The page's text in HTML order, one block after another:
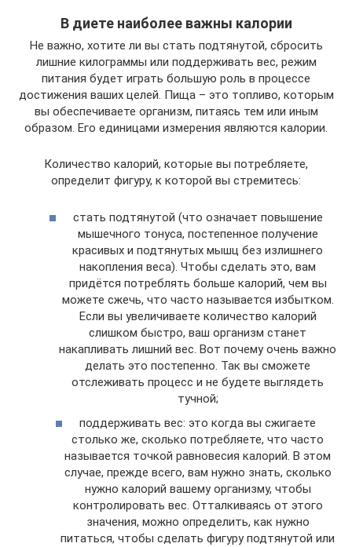
В диете наиболее важны калории
Не важно, хотите ли вы стать подтянутой, сбросить
лишние килограммы или поддерживать вес, режим
питания будет играть большую роль в процессе
достижения ваших целей. Пища – это топливо, которым
вы обеспечиваете организм, питаясь тем или иным
образом. Его единицами измерения являются калории.
Количество калорий, которые вы потребляете,
определит фигуру, к которой вы стремитесь:
стать подтянутой (что означает повышение
мышечного тонуса, постепенное получение
красивых и подтянутых мышц без излишнего
накопления веса). Чтобы сделать это, вам
придётся потреблять больше калорий, чем вы
можете сжечь, что часто называется избытком.
Если вы увеличиваете количество калорий
слишком быстро, ваш организм станет
накапливать лишний вес. Вот почему очень важно
делать это постепенно. Так вы сможете
отслеживать процесс и не будете выглядеть
тучной;
поддерживать вес: это когда вы сжигаете
столько же, сколько потребляете, что часто
называется точкой равновесия калорий. В этом
случае, прежде всего, вам нужно знать, сколько
нужно калорий вашему организму, чтобы
контролировать вес. Отталкиваясь от этого
значения, можно определить, как нужно
питаться, чтобы сделать фигуру подтянутой или